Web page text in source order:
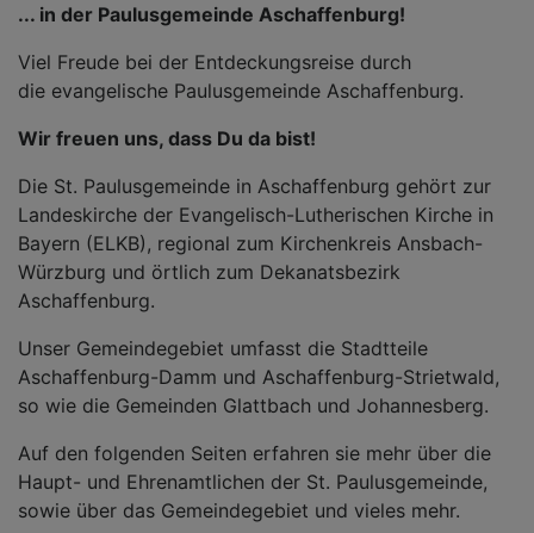
... in der Paulusgemeinde Aschaffenburg!
Viel Freude bei der Entdeckungsreise durch
die evangelische Paulusgemeinde Aschaffenburg.
Wir freuen uns, dass Du da bist!
Die St. Paulusgemeinde in Aschaffenburg gehört zur
Landeskirche der Evangelisch-Lutherischen Kirche in
Bayern (ELKB), regional zum Kirchenkreis Ansbach-
Würzburg und örtlich zum Dekanatsbezirk
Aschaffenburg.
Unser Gemeindegebiet umfasst die Stadtteile
Aschaffenburg-Damm und Aschaffenburg-Strietwald,
so wie die Gemeinden Glattbach und Johannesberg.
Auf den folgenden Seiten erfahren sie mehr über die
Haupt- und Ehrenamtlichen der St. Paulusgemeinde,
sowie über das Gemeindegebiet und vieles mehr.